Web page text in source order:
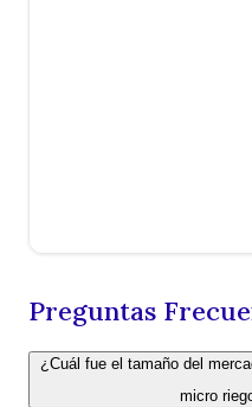
Preguntas
¿Cuál fue el tamaño del
micro